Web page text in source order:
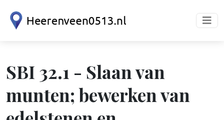
SBI 32.1 - Slaan van
munten; bewerken van